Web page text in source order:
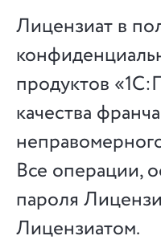
Лицензиат в
продуктов
качества
Все операции,
пароля
Лицензиатом.